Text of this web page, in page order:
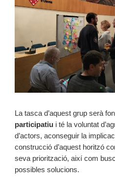
La tasca d’aquest grup serà
participatiu i té la voluntat
d’actors, aconseguir la
construcció d’aquest horitzó
seva priorització, així com
possibles solucions.